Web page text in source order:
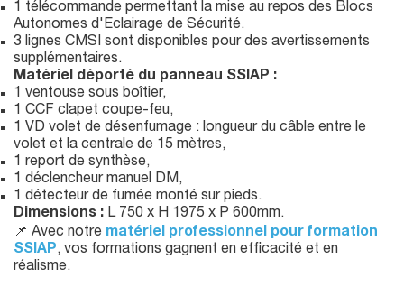
1 télécommande permettant la mise au repos des Blocs
Autonomes d'Eclairage de Sécurité.
3 lignes CMSI sont disponibles pour des avertissements
supplémentaires.
Matériel déporté du panneau SSIAP :
1 ventouse sous boîtier,
1 CCF clapet coupe-feu,
1 VD volet de désenfumage : longueur du câble entre le
volet et la centrale de 15 mètres,
1 report de synthèse,
1 déclencheur manuel DM,
1 détecteur de fumée monté sur pieds.
Dimensions : L 750 x H 1975 x P 600mm.
📌 Avec notre matériel professionnel pour formation
SSIAP, vos formations gagnent en efficacité et en
réalisme.